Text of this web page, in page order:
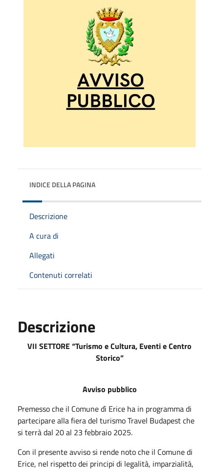
INDICE DELLA PAGINA
Descrizione
A cura di
Allegati
Contenuti correlati
Descrizione
VII SETTORE “Turismo e Cultura, Eventi e Centro
Storico”
Avviso pubblico
Premesso che il Comune dì Erice ha in programma di
partecipare alla fiera del turismo Travel Budapest che
si terrà dal 20 al 23 febbraio 2025.
Con il presente avviso si rende noto che il Comune di
Erice, nel rispetto dei principi di legalità, imparzialità,